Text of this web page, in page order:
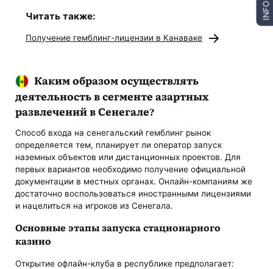
Читать также:
Получение гемблинг-лицензии в Канаваке
Каким образом осуществлять
деятельность в сегменте азартных
развлечений в Сенегале?
Способ входа на сенегальский гемблинг рынок
определяется тем, планирует ли оператор запуск
наземных объектов или дистанционных проектов. Для
первых вариантов необходимо получение официальной
документации в местных органах. Онлайн-компаниям же
достаточно воспользоваться иностранными лицензиями
и нацелиться на игроков из Сенегала.
Основные этапы запуска стационарного
казино
Открытие офлайн-клуба в республике предполагает:
INFO